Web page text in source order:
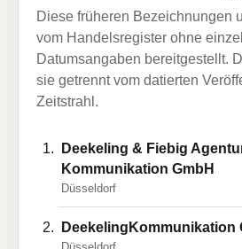
Diese früheren Bezeichnungen
vom Handelsregister ohne
Datumsangaben bereitgestellt.
sie getrennt vom datierten
Zeitstrahl.
Deekeling & Fiebig
Kommunikation GmbH
Düsseldorf
DeekelingKommunikation